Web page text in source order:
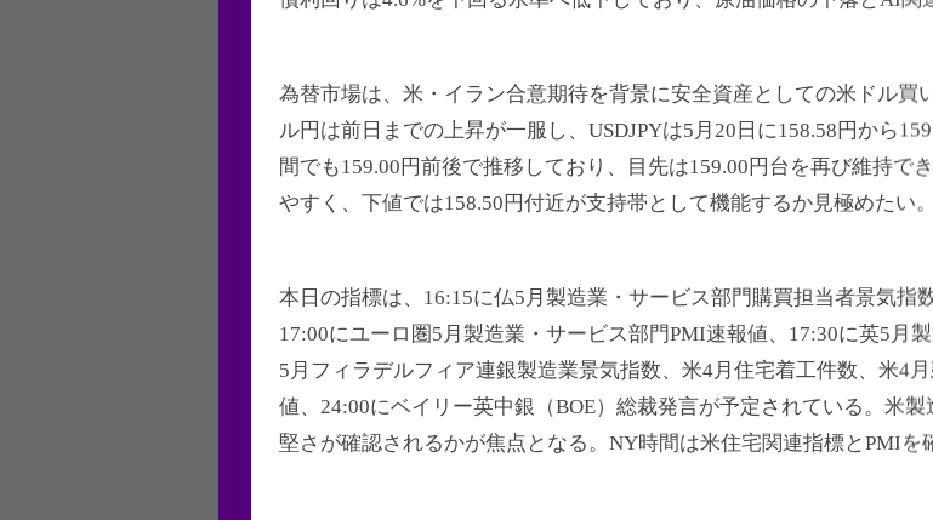
債利回りは4.6%を下回る水準へ低下しており、原油価格の下落とAI関
為替市場は、米・イラン合意期待を背景に安全資産としての米ドル買
ル円は前日までの上昇が一服し、USDJPYは5月20日に158.58円から
間でも159.00円前後で推移しており、目先は159.00円台を再び維持
やすく、下値では158.50円付近が支持帯として機能するか見極めたい。
本日の指標は、16:15に仏5月製造業・サービス部門購買担当者景気
17:00にユーロ圏5月製造業・サービス部門PMI速報値、17:30に英5月
5月フィラデルフィア連銀製造業景気指数、米4月住宅着工件数、米4
値、24:00にベイリー英中銀（BOE）総裁発言が予定されている。米
堅さが確認されるかが焦点となる。NY時間は米住宅関連指標とPMI